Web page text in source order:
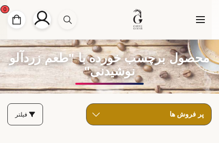
0
محصول برچسب خورده با "طعم زردآلو
نوشیدنی"
فیلتر